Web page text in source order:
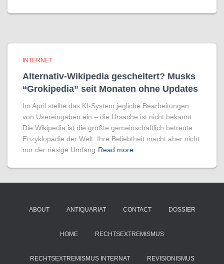
INTERNET
Alternativ-Wikipedia gescheitert? Musks
“Grokipedia” seit Monaten ohne Updates
Im April stellte das KI-System jegliche Bearbeitungen
von Usereingaben ein – die Ursache ist nicht bekannt.
Die Wikipedia ist die größte gemeinschaftlich betreute
Enzyklopädie der Welt. Ihre Beliebtheit macht aber nicht
nur der riesige Umfang Read more
ABOUT ANTIQUARIAT CONTACT DOSSIER
HOME RECHTSEXTREMISMUS
RECHTSEXTREMISMUS INTERNAT REVISIONISMUS